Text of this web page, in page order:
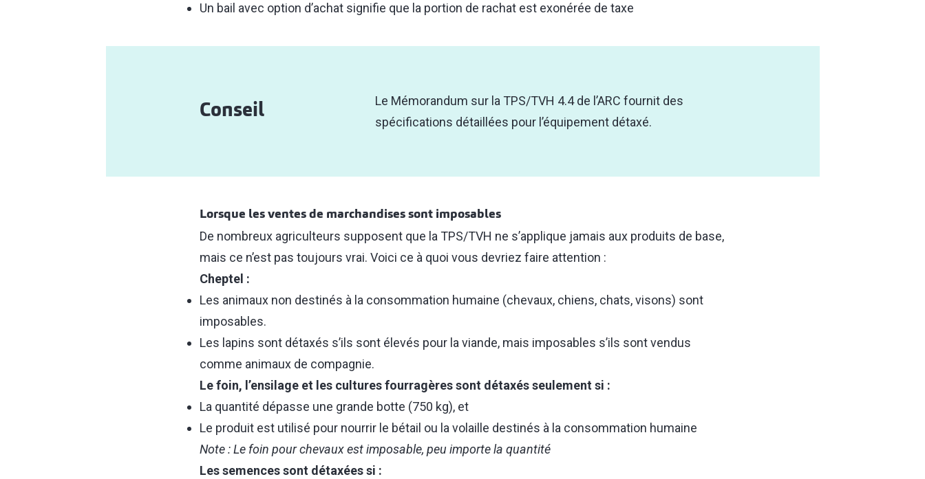
Un bail avec option d’achat signifie que la portion de rachat est exonérée de taxe
Conseil
Le Mémorandum sur la TPS/TVH 4.4 de l’ARC fournit des
spécifications détaillées pour l’équipement détaxé.
Lorsque les ventes de marchandises sont imposables
De nombreux agriculteurs supposent que la TPS/TVH ne s’applique jamais aux produits de base,
mais ce n’est pas toujours vrai. Voici ce à quoi vous devriez faire attention :
Cheptel :
Les animaux non destinés à la consommation humaine (chevaux, chiens, chats, visons) sont
imposables.
Les lapins sont détaxés s’ils sont élevés pour la viande, mais imposables s’ils sont vendus
comme animaux de compagnie.
Le foin, l’ensilage et les cultures fourragères sont détaxés seulement si :
La quantité dépasse une grande botte (750 kg), et
Le produit est utilisé pour nourrir le bétail ou la volaille destinés à la consommation humaine
Note : Le foin pour chevaux est imposable, peu importe la quantité
Les semences sont détaxées si :